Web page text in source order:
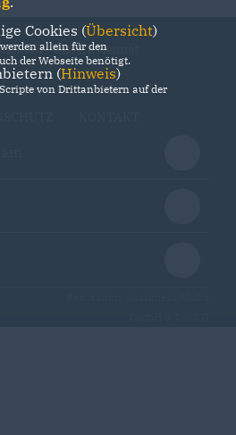
- Unsere Heimat
Cookies (Übersicht)
allein für den
der Webseite benötigt.
(Hinweis)
von Drittanbietern auf der